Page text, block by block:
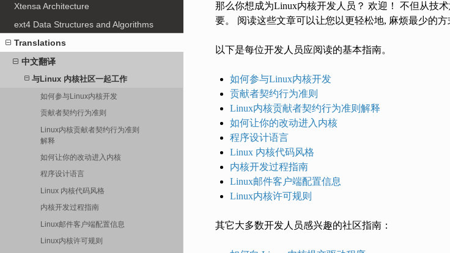
Xtensa Architecture
ext4 Data Structures and Algorithms
Translations
中文翻译
与Linux 内核社区一起工作
如何参与Linux内核开发
贡献者契约行为准则
Linux内核贡献者契约行为准则
解释
如何让你的改动进入内核
程序设计语言
Linux 内核代码风格
内核开发过程指南
Linux邮件客户端配置信息
Linux内核许可规则
那么你想成为Linux内核开发人员？ 欢迎！ 不但从技
要。 阅读这些文章可以让您以更轻松地, 麻烦最少的方
以下是每位开发人员应阅读的基本指南。
如何参与Linux内核开发
贡献者契约行为准则
Linux内核贡献者契约行为准则解释
如何让你的改动进入内核
程序设计语言
Linux 内核代码风格
内核开发过程指南
Linux邮件客户端配置信息
Linux内核许可规则
其它大多数开发人员感兴趣的社区指南：